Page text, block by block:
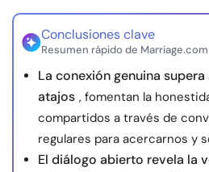
Conclusiones clave
Resumen rápido de
La conexión genuina
atajos , fomentan la
compartidos a través de
regulares para acercarnos y
El diálogo abierto revela la